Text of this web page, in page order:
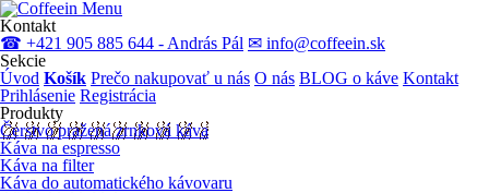
Menu
Kontakt
☎ +421 905 885 644 - András Pál ✉ info@coffeein.sk
Sekcie
Úvod Košík Prečo nakupovať u nás O nás BLOG o káve Kontakt
Prihlásenie Registrácia
Produkty
Čerstvo pražená zrnková káva
Káva na espresso
Káva na filter
Káva do automatického kávovaru